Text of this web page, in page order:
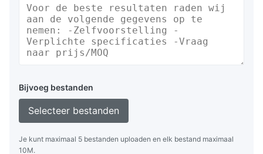
Bijvoeg bestanden
Selecteer bestanden
Je kunt maximaal 5 bestanden uploaden en elk bestand maximaal
10M.